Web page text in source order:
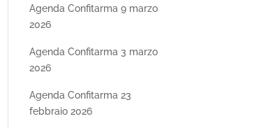
Agenda Confitarma 9 marzo
2026
Agenda Confitarma 3 marzo
2026
Agenda Confitarma 23
febbraio 2026